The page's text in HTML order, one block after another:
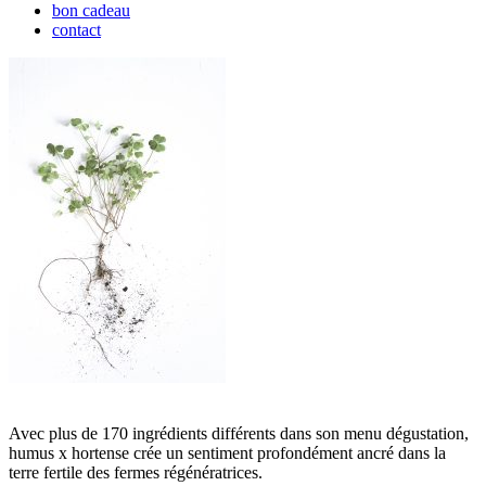
bon cadeau
contact
Avec plus de 170 ingrédients différents dans son menu dégustation,
humus x hortense crée un sentiment profondément ancré dans la
terre fertile des fermes régénératrices.